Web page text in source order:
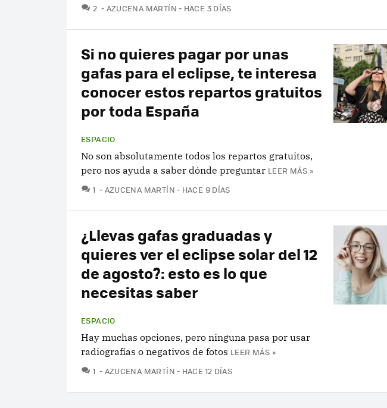
2 COMENTARIOS
AZUCENA MARTÍN HACE 3 DÍAS
Si no quieres pagar por unas
gafas para el eclipse, te interesa
conocer estos repartos gratuitos
por toda España
ESPACIO
No son absolutamente todos los repartos gratuitos,
pero nos ayuda a saber dónde preguntar LEER MÁS »
1 COMENTARIOS
AZUCENA MARTÍN HACE 9 DÍAS
¿Llevas gafas graduadas y
quieres ver el eclipse solar del 12
de agosto?: esto es lo que
necesitas saber
ESPACIO
Hay muchas opciones, pero ninguna pasa por usar
radiografías o negativos de fotos LEER MÁS »
1 COMENTARIOS
AZUCENA MARTÍN HACE 12 DÍAS